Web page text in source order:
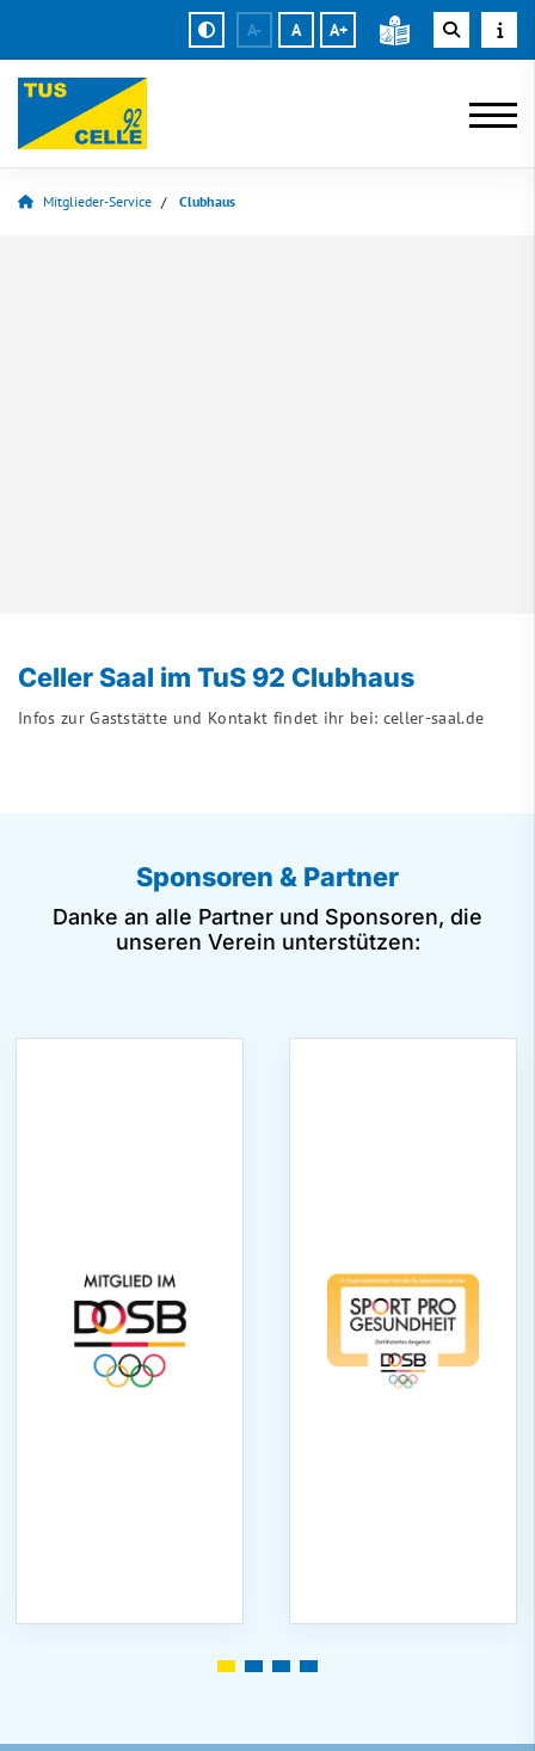
A- A A+
Mitglieder-Service Clubhaus
Celler Saal im TuS 92 Clubhaus
Infos zur Gaststätte und Kontakt findet ihr bei: celler-saal.de
Sponsoren & Partner
Danke an alle Partner und Sponsoren, die
unseren Verein unterstützen: